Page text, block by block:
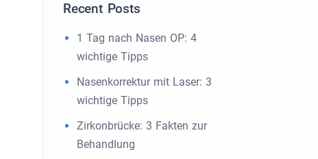
Recent Posts
1 Tag nach Nasen OP: 4
wichtige Tipps
Nasenkorrektur mit Laser: 3
wichtige Tipps
Zirkonbrücke: 3 Fakten zur
Behandlung